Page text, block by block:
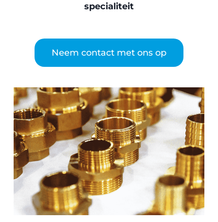
specialiteit
Neem contact met ons op